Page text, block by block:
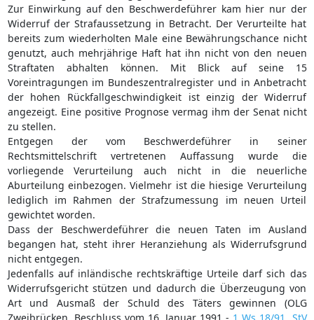
Zur Einwirkung auf den Beschwerdeführer kam hier nur der
Widerruf der Strafaussetzung in Betracht. Der Verurteilte hat
bereits zum wiederholten Male eine Bewährungschance nicht
genutzt, auch mehrjährige Haft hat ihn nicht von den neuen
Straftaten abhalten können. Mit Blick auf seine 15
Voreintragungen im Bundeszentralregister und in Anbetracht
der hohen Rückfallgeschwindigkeit ist einzig der Widerruf
angezeigt. Eine positive Prognose vermag ihm der Senat nicht
zu stellen.
Entgegen der vom Beschwerdeführer in seiner
Rechtsmittelschrift vertretenen Auffassung wurde die
vorliegende Verurteilung auch nicht in die neuerliche
Aburteilung einbezogen. Vielmehr ist die hiesige Verurteilung
lediglich im Rahmen der Strafzumessung im neuen Urteil
gewichtet worden.
Dass der Beschwerdeführer die neuen Taten im Ausland
begangen hat, steht ihrer Heranziehung als Widerrufsgrund
nicht entgegen.
Jedenfalls auf inländische rechtskräftige Urteile darf sich das
Widerrufsgericht stützen und dadurch die Überzeugung von
Art und Ausmaß der Schuld des Täters gewinnen (OLG
Zweibrücken, Beschluss vom 16. Januar 1991 - 1 Ws 18/91 StV